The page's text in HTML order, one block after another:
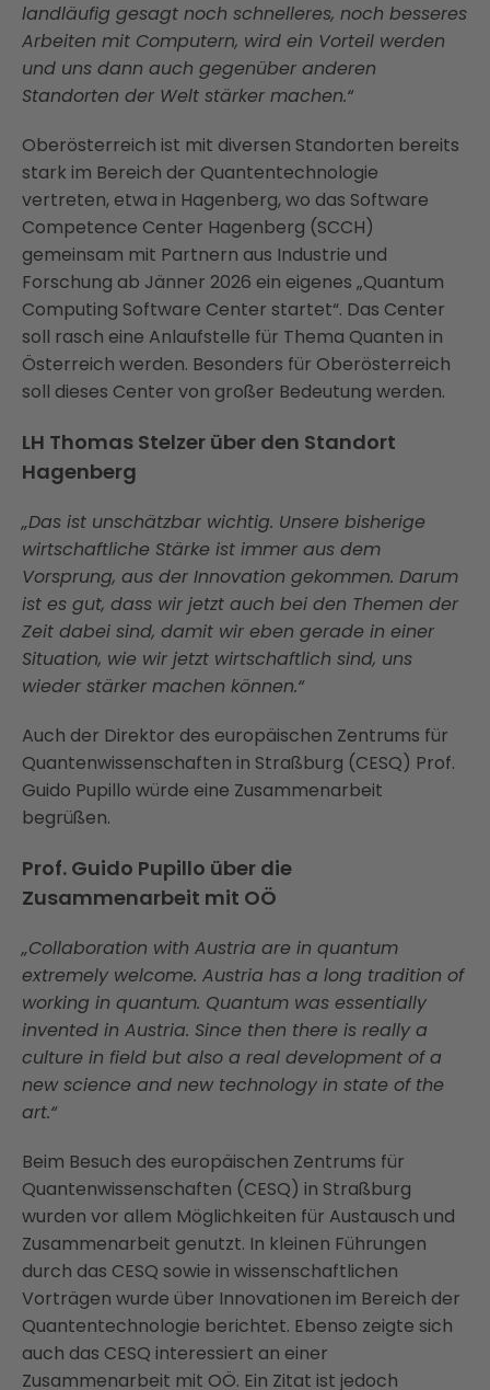
landläufig gesagt noch schnelleres, noch besseres
Arbeiten mit Computern, wird ein Vorteil werden
und uns dann auch gegenüber anderen
Standorten der Welt stärker machen.“
Oberösterreich ist mit diversen Standorten bereits
stark im Bereich der Quantentechnologie
vertreten, etwa in Hagenberg, wo das Software
Competence Center Hagenberg (SCCH)
gemeinsam mit Partnern aus Industrie und
Forschung ab Jänner 2026 ein eigenes „Quantum
Computing Software Center startet“. Das Center
soll rasch eine Anlaufstelle für Thema Quanten in
Österreich werden. Besonders für Oberösterreich
soll dieses Center von großer Bedeutung werden.
LH Thomas Stelzer über den Standort
Hagenberg
„Das ist unschätzbar wichtig. Unsere bisherige
wirtschaftliche Stärke ist immer aus dem
Vorsprung, aus der Innovation gekommen. Darum
ist es gut, dass wir jetzt auch bei den Themen der
Zeit dabei sind, damit wir eben gerade in einer
Situation, wie wir jetzt wirtschaftlich sind, uns
wieder stärker machen können.“
Auch der Direktor des europäischen Zentrums für
Quantenwissenschaften in Straßburg (CESQ) Prof.
Guido Pupillo würde eine Zusammenarbeit
begrüßen.
Prof. Guido Pupillo über die
Zusammenarbeit mit OÖ
„Collaboration with Austria are in quantum
extremely welcome. Austria has a long tradition of
working in quantum. Quantum was essentially
invented in Austria. Since then there is really a
culture in field but also a real development of a
new science and new technology in state of the
art.“
Beim Besuch des europäischen Zentrums für
Quantenwissenschaften (CESQ) in Straßburg
wurden vor allem Möglichkeiten für Austausch und
Zusammenarbeit genutzt. In kleinen Führungen
durch das CESQ sowie in wissenschaftlichen
Vorträgen wurde über Innovationen im Bereich der
Quantentechnologie berichtet. Ebenso zeigte sich
auch das CESQ interessiert an einer
Zusammenarbeit mit OÖ. Ein Zitat ist jedoch